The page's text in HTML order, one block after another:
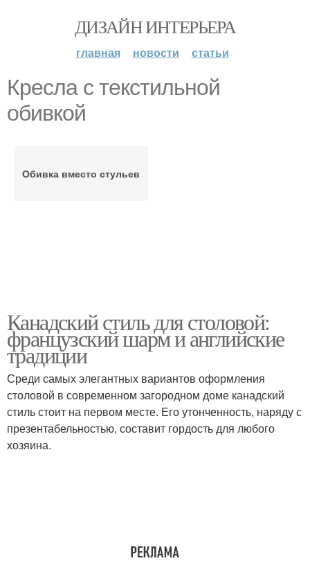
ДИЗАЙН ИНТЕРЬЕРА
главная новости статьи
Кресла с текстильной
обивкой
Обивка вместо стульев
Канадский стиль для столовой:
французский шарм и английские
традиции
Среди самых элегантных вариантов оформления
столовой в современном загородном доме канадский
стиль стоит на первом месте. Его утонченность, наряду с
презентабельностью, составит гордость для любого
хозяина.